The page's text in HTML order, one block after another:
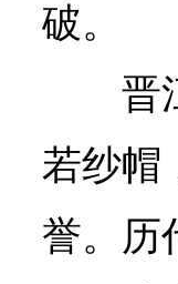
破。
晋
若纱帽
誉。历